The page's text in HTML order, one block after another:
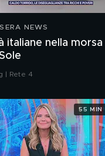
NEWS
italiane nella morsa
| Rete 4
55 MIN